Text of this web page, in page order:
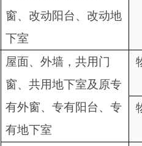
窗、改动阳台、改动地
下室
屋面、外墙，共用门
窗、 共用地下室及原专
有外窗、专有阳台、专
有地下室